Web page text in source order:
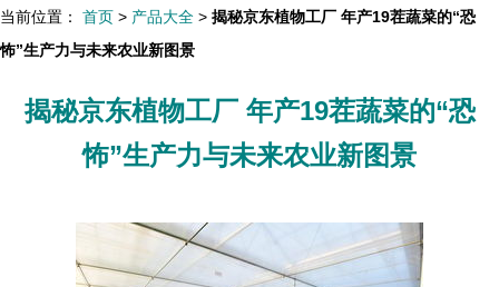
当前位置： 首页 > 产品大全 > 揭秘京东植物工厂 年产19茬蔬菜的“恐
怖”生产力与未来农业新图景
揭秘京东植物工厂 年产19茬蔬菜的“恐
怖”生产力与未来农业新图景